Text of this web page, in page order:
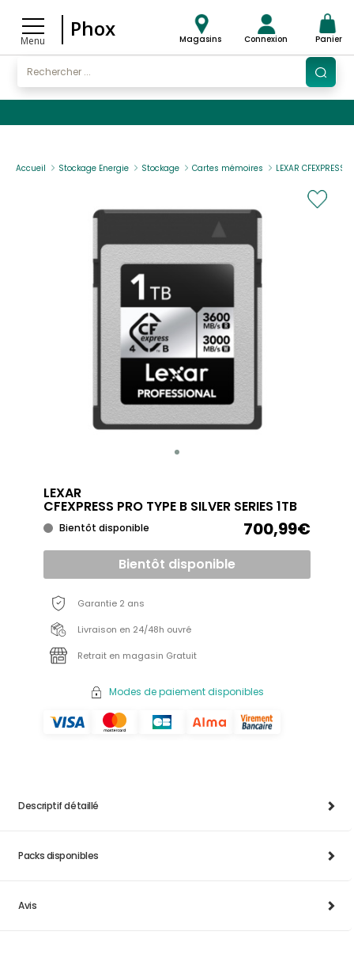
Menu
Phox Magasins Connexion Panier
Accueil Stockage Energie Stockage Cartes mémoires LEXAR CFEXPRESS
LEXAR
CFEXPRESS PRO TYPE B SILVER SERIES 1TB
Bientôt disponible 700,99€
Bientôt disponible
Garantie 2 ans
Livraison en 24/48h ouvré
Retrait en magasin Gratuit
Modes de paiement disponibles
Descriptif détaillé
Packs disponibles
Avis